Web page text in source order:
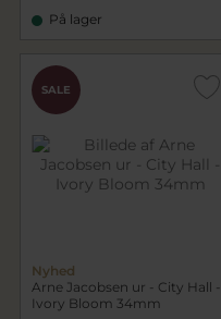
På lager
SALE
Nyhed
Arne Jacobsen ur - City Hall -
Ivory Bloom 34mm